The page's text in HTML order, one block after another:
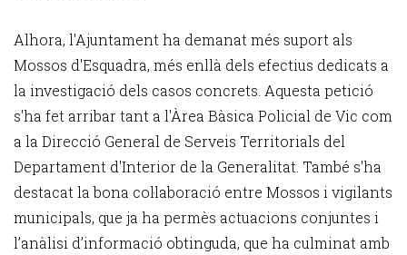
Alhora, l'Ajuntament ha demanat més suport als
Mossos d'Esquadra, més enllà dels efectius dedicats a
la investigació dels casos concrets. Aquesta petició
s'ha fet arribar tant a l'Àrea Bàsica Policial de Vic com
a la Direcció General de Serveis Territorials del
Departament d'Interior de la Generalitat. També s'ha
destacat la bona col·laboració entre Mossos i vigilants
municipals, que ja ha permès actuacions conjuntes i
l’anàlisi d’informació obtinguda, que ha culminat amb